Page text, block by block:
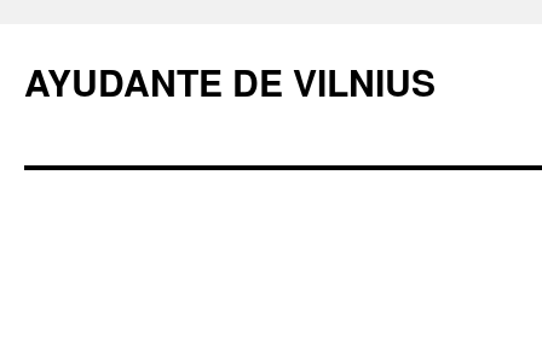
AYUDANTE DE VILNIUS